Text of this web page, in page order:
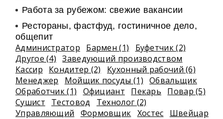
Работа за рубежом: свежие вакансии
Рестораны, фастфуд, гостиничное дело,
общепит
Администратор Бармен (1)
Буфетчик (2)
Другое (4)
Заведующий производством
Кассир
Кондитер (2)
Кухонный рабочий (6)
Менеджер
Мойщик посуды (1) Обвальщик
Обработчик (1)
Официант Пекарь
Повар (5)
Сушист
Тестовод
Технолог (2)
Управляющий
Формовщик Хостес Швейцар